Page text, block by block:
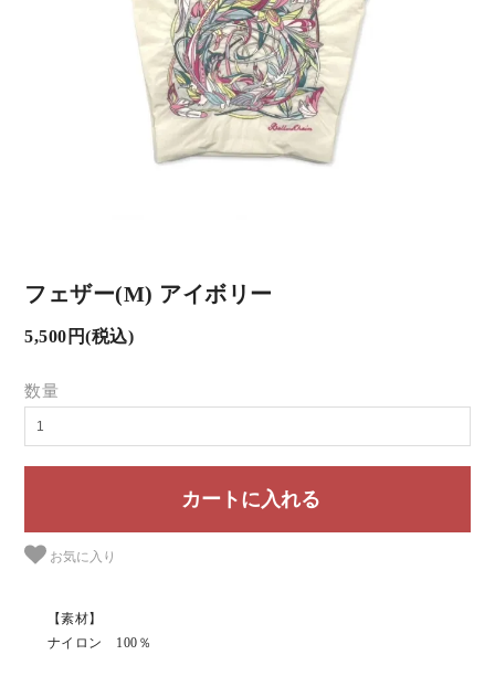
フェザー(M) アイボリー
5,500円(税込)
数量
お気に入り
【素材】
ナイロン 100％